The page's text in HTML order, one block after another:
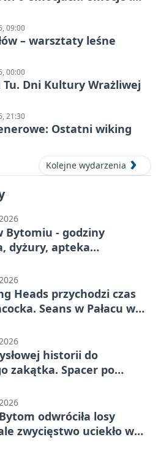
09:00
– warsztaty leśne
00:00
Tu. Dni Kultury Wrażliwej
21:30
Ostatni wiking
Kolejne wydarzenia
Bytomiu - godziny
dyżury, apteka
Heads przychodzi czas
Seans w Pałacu w
historii do
zakątka. Spacer po
odwróciła losy
zwycięstwo uciekło w